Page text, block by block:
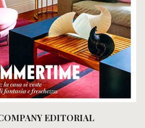
EDITORIAL